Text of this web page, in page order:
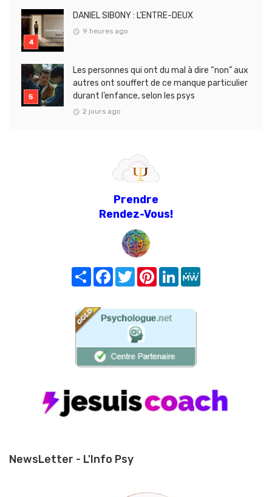
DANIEL SIBONY : L’ENTRE-DEUX
9 heures ago
Les personnes qui ont du mal à dire “non” aux
autres ont souffert de ce manque particulier
durant l’enfance, selon les psys
2 jours ago
Prendre
Rendez-Vous!
Share FacebookTwitterPinterest
LinkedIn
NewsLetter - L'Info Psy